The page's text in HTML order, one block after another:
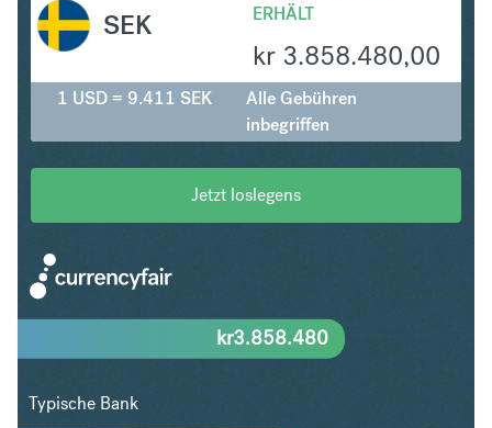
ERHÄLT
kr 3.858.480,00
SEK
1 USD = 9.411 SEK
Alle Gebühren
inbegriffen
Jetzt loslegens
kr3.858.480
Typische Bank